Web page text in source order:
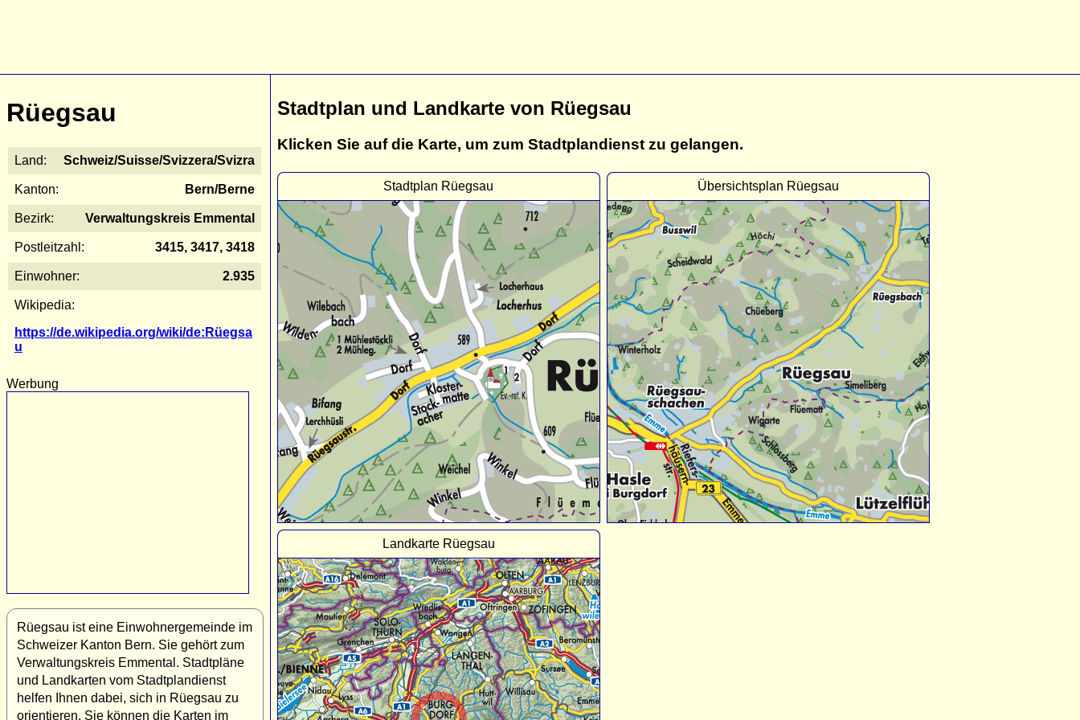
Rüegsau
Land: Schweiz/Suisse/Svizzera/Svizra
Kanton: Bern/Berne
Bezirk: Verwaltungskreis Emmental
Postleitzahl: 3415, 3417, 3418
Einwohner: 2.935
Wikipedia:
https://de.wikipedia.org/wiki/de:Rüegsa
u
Werbung
Rüegsau ist eine Einwohnergemeinde im
Schweizer Kanton Bern. Sie gehört zum
Verwaltungskreis Emmental. Stadtpläne
und Landkarten vom Stadtplandienst
helfen Ihnen dabei, sich in Rüegsau zu
orientieren. Sie können die Karten im
Stadtplan und Landkarte von Rüegsau
Klicken Sie auf die Karte, um zum Stadtplandienst zu gelangen.
Stadtplan Rüegsau Übersichtsplan Rüegsau
Landkarte Rüegsau